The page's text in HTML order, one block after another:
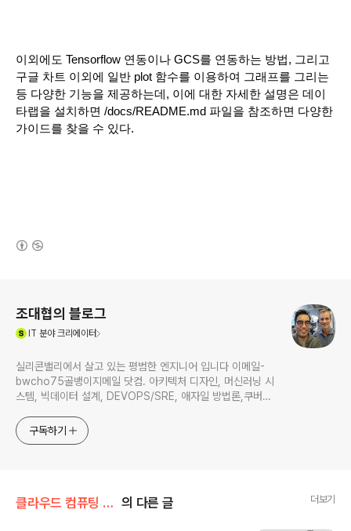
이외에도 Tensorflow 연동이나 GCS를 연동하는 방법, 그리고
구글 차트 이외에 일반 plot 함수를 이용하여 그래프를 그리는
등 다양한 기능을 제공하는데, 이에 대한 자세한 설명은 데이
타랩을 설치하면 /docs/README.md 파일을 참조하면 다양한
가이드를 찾을 수 있다.
조대협의 블로그
IT 분야 크리에이터
실리콘밸리에서 살고 있는 평범한 엔지니어 입니다 이메일-
bwcho75골뱅이지메일 닷컴. 아키텍처 디자인, 머신러닝 시
스템, 빅데이터 설계, DEVOPS/SRE, 애자일 방법론,쿠버네
한 기술 멘토링과 강의 진행합니다. Linkedin :
https://www.linkedin.com/in/terrycho75/
구독하기
클라우드 컴퓨팅 & NoSQL/google cloud 의 다른 글 더보기